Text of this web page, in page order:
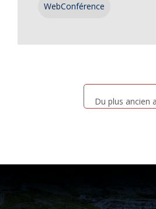
WebConférence
Du plus ancien